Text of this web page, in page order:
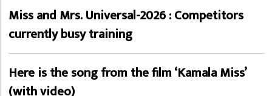
Miss and Mrs. Universal-2026 : Competitors
currently busy training
Here is the song from the film ‘Kamala Miss’
(with video)